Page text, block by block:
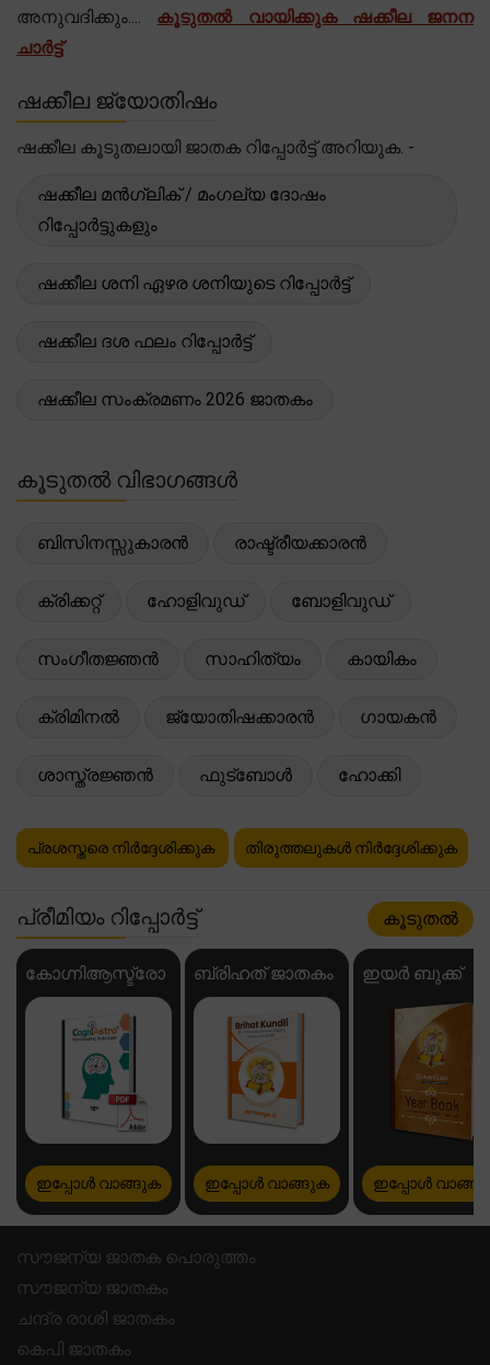
അനുവദിക്കും.... കൂടുതൽ വായിക്കുക ഷക്കീല ജനന
ചാർട്ട്
ഷക്കീല ജ്യോതിഷം
ഷക്കീല കൂടുതലായി ജാതക റിപ്പോർട്ട് അറിയുക. -
ഷക്കീല മൻഗ്ലിക് / മംഗല്യ ദോഷം
റിപ്പോർട്ടുകളും
ഷക്കീല ശനി ഏഴര ശനിയുടെ റിപ്പോർട്ട്
ഷക്കീല ദശ ഫലം റിപ്പോർട്ട്
ഷക്കീല സംക്രമണം 2026 ജാതകം
കൂടുതൽ വിഭാഗങ്ങൾ
ബിസിനസ്സുകാരൻ രാഷ്ട്രീയക്കാരൻ
ക്രിക്കറ്റ് ഹോളിവുഡ് ബോളിവുഡ്
സംഗീതജ്ഞൻ സാഹിത്യം കായികം
ക്രിമിനൽ ജ്യോതിഷക്കാരൻ ഗായകൻ
ശാസ്ത്രജ്ഞൻ ഫുട്ബോൾ ഹോക്കി
പ്രശസ്തരെ നിർദ്ദേശിക്കുക തിരുത്തലുകൾ നിർദ്ദേശിക്കുക
പ്രീമിയം റിപ്പോർട്ട് കൂടുതൽ
കോഗ്നിആസ്ട്രോ
ഇപ്പോൾ വാങ്ങുക
ബ്രിഹത് ജാതകം
ഇപ്പോൾ വാങ്ങുക
ഇയർ ബുക്ക്
ഇപ്പോൾ
സൗജന്യ ജാതക പൊരുത്തം
സൗജന്യ ജാതകം
ചന്ദ്ര രാശി ജാതകം
കെപി ജാതകം